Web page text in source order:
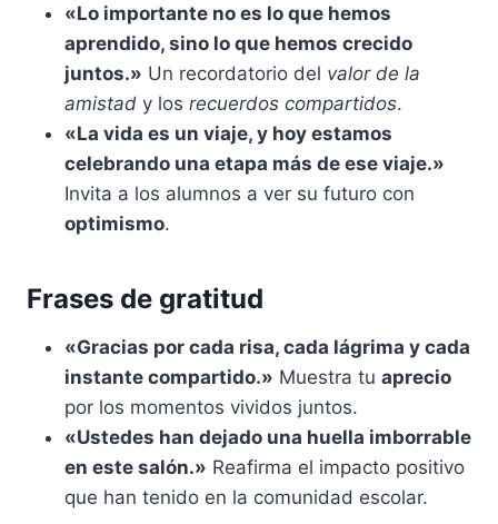
«Lo importante no es lo que hemos
aprendido, sino lo que hemos crecido
juntos.» Un recordatorio del valor de la
amistad y los recuerdos compartidos.
«La vida es un viaje, y hoy estamos
celebrando una etapa más de ese viaje.»
Invita a los alumnos a ver su futuro con
optimismo.
Frases de gratitud
«Gracias por cada risa, cada lágrima y cada
instante compartido.» Muestra tu aprecio
por los momentos vividos juntos.
«Ustedes han dejado una huella imborrable
en este salón.» Reafirma el impacto positivo
que han tenido en la comunidad escolar.